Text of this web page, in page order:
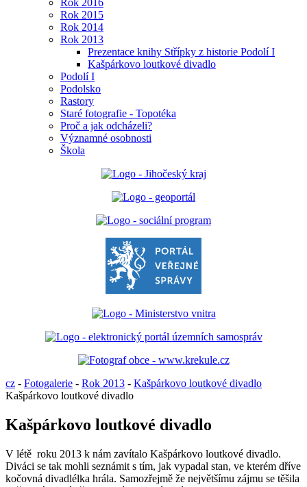
Rok 2016
Rok 2015
Rok 2014
Rok 2013
Prezentace knihy Střípky z historie Podolí I
Kašpárkovo loutkové divadlo
Podolí I
Podolsko
Rastory
Staré fotografie - Topotéka
Proč a jak odcházeli?
Významné osobnosti
Škola
cz - Fotogalerie - Rok 2013 - Kašpárkovo loutkové divadlo
Kašpárkovo loutkové divadlo
Kašpárkovo loutkové divadlo
V létě roku 2013 k nám zavítalo Kašpárkovo loutkové divadlo.
Diváci se tak mohli seznámit s tím, jak vypadal stan, ve kterém dříve
kočovná divadlélka hrála. Samozřejmě že největšímu zájmu se těšila